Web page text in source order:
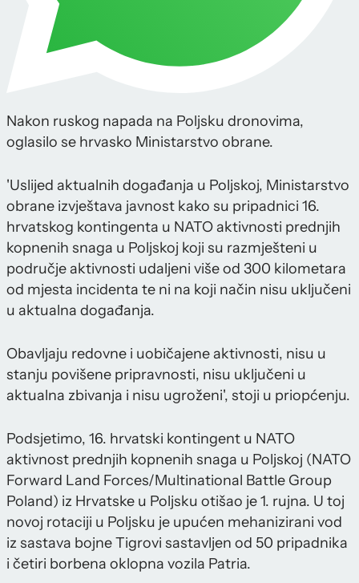
Nakon ruskog napada na Poljsku dronovima,
oglasilo se hrvasko Ministarstvo obrane.
'Uslijed aktualnih događanja u Poljskoj, Ministarstvo
obrane izvještava javnost kako su pripadnici 16.
hrvatskog kontingenta u NATO aktivnosti prednjih
kopnenih snaga u Poljskoj koji su razmješteni u
područje aktivnosti udaljeni više od 300 kilometara
od mjesta incidenta te ni na koji način nisu uključeni
u aktualna događanja.
Obavljaju redovne i uobičajene aktivnosti, nisu u
stanju povišene pripravnosti, nisu uključeni u
aktualna zbivanja i nisu ugroženi', stoji u priopćenju.
Podsjetimo, 16. hrvatski kontingent u NATO
aktivnost prednjih kopnenih snaga u Poljskoj (NATO
Forward Land Forces/Multinational Battle Group
Poland) iz Hrvatske u Poljsku otišao je 1. rujna. U toj
novoj rotaciji u Poljsku je upućen mehanizirani vod
iz sastava bojne Tigrovi sastavljen od 50 pripadnika
i četiri borbena oklopna vozila Patria.